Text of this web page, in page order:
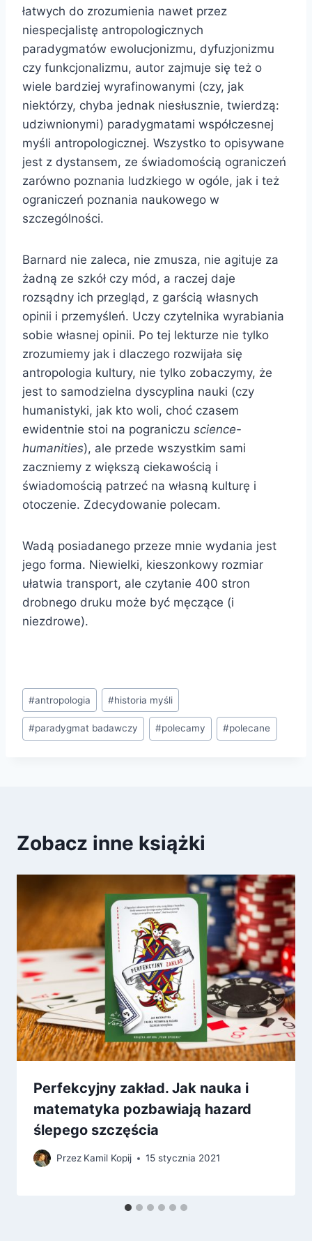
łatwych do zrozumienia nawet przez
niespecjalistę antropologicznych
paradygmatów ewolucjonizmu, dyfuzjonizmu
czy funkcjonalizmu, autor zajmuje się też o
wiele bardziej wyrafinowanymi (czy, jak
niektórzy, chyba jednak niesłusznie, twierdzą:
udziwnionymi) paradygmatami współczesnej
myśli antropologicznej. Wszystko to opisywane
jest z dystansem, ze świadomością ograniczeń
zarówno poznania ludzkiego w ogóle, jak i też
ograniczeń poznania naukowego w
szczególności.
Barnard nie zaleca, nie zmusza, nie agituje za
żadną ze szkół czy mód, a raczej daje
rozsądny ich przegląd, z garścią własnych
opinii i przemyśleń. Uczy czytelnika wyrabiania
sobie własnej opinii. Po tej lekturze nie tylko
zrozumiemy jak i dlaczego rozwijała się
antropologia kultury, nie tylko zobaczymy, że
jest to samodzielna dyscyplina nauki (czy
humanistyki, jak kto woli, choć czasem
ewidentnie stoi na pograniczu science-
humanities), ale przede wszystkim sami
zaczniemy z większą ciekawością i
świadomością patrzeć na własną kulturę i
otoczenie. Zdecydowanie polecam.
Wadą posiadanego przeze mnie wydania jest
jego forma. Niewielki, kieszonkowy rozmiar
ułatwia transport, ale czytanie 400 stron
drobnego druku może być męczące (i
niezdrowe).
Tagi
wpisu:
#antropologia #historia myśli
#paradygmat badawczy #polecamy #polecane
Zobacz inne książki
Perfekcyjny zakład. Jak nauka i
matematyka pozbawiają hazard
ślepego szczęścia
Przez Kamil Kopij 15 stycznia 2021